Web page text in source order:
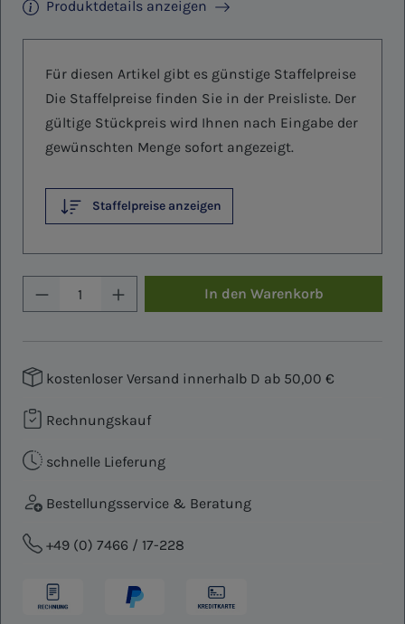
Produktdetails anzeigen
Für diesen Artikel gibt es günstige Staffelpreise
Die Staffelpreise finden Sie in der Preisliste. Der
gültige Stückpreis wird Ihnen nach Eingabe der
gewünschten Menge sofort angezeigt.
Staffelpreise anzeigen
Produkt Anzahl: Gib den
In den Warenkorb
kostenloser Versand innerhalb D ab 50,00 €
Rechnungskauf
schnelle Lieferung
Bestellungsservice & Beratung
+49 (0) 7466 / 17-228